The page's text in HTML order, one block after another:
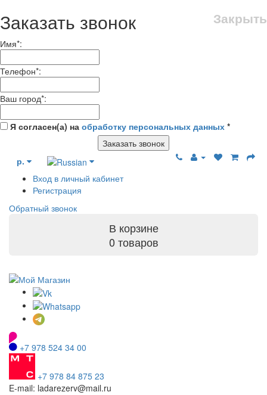
Закрыть
Заказать звонок
Имя*:
Телефон*:
Ваш город*:
Я согласен(а) на обработку персональных данных *
Заказать звонок
р.
Вход в личный кабинет
Регистрация
Обратный звонок
В корзине
0 товаров
+7 978 524 34 00
+7 978 84 875 23
E-mail: ladarezerv@mail.ru